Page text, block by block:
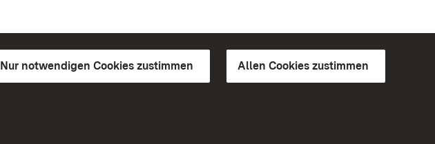
Nur notwendigen Cookies zustimmen Allen Cookies zustimmen